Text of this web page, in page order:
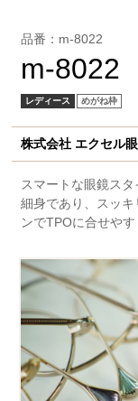
品番：m-8022
m-8022
レディース めがね枠
株式会社 エクセル
スマートな眼鏡スタ
細身であり、スッ
ンでTPOに合せや